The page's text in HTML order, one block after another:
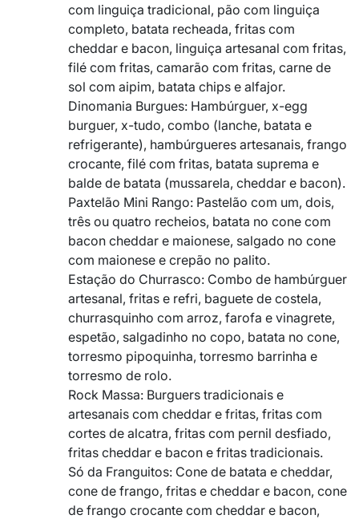
com linguiça tradicional, pão com linguiça
completo, batata recheada, fritas com
cheddar e bacon, linguiça artesanal com fritas,
filé com fritas, camarão com fritas, carne de
sol com aipim, batata chips e alfajor.
Dinomania Burgues: Hambúrguer, x-egg
burguer, x-tudo, combo (lanche, batata e
refrigerante), hambúrgueres artesanais, frango
crocante, filé com fritas, batata suprema e
balde de batata (mussarela, cheddar e bacon).
Paxtelão Mini Rango: Pastelão com um, dois,
três ou quatro recheios, batata no cone com
bacon cheddar e maionese, salgado no cone
com maionese e crepão no palito.
Estação do Churrasco: Combo de hambúrguer
artesanal, fritas e refri, baguete de costela,
churrasquinho com arroz, farofa e vinagrete,
espetão, salgadinho no copo, batata no cone,
torresmo pipoquinha, torresmo barrinha e
torresmo de rolo.
Rock Massa: Burguers tradicionais e
artesanais com cheddar e fritas, fritas com
cortes de alcatra, fritas com pernil desfiado,
fritas cheddar e bacon e fritas tradicionais.
Só da Franguitos: Cone de batata e cheddar,
cone de frango, fritas e cheddar e bacon, cone
de frango crocante com cheddar e bacon,